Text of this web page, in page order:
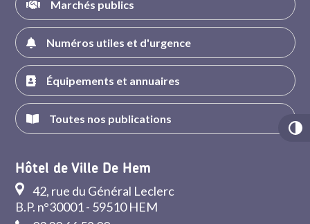
Marchés publics
Numéros utiles et d'urgence
Équipements et annuaires
Toutes nos publications
Hôtel de Ville De Hem
42, rue du Général Leclerc
B.P. n°30001 - 59510 HEM